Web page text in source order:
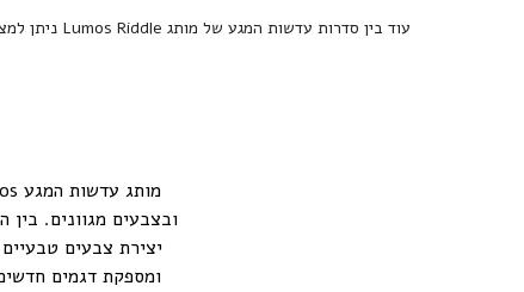
עוד בין סדרות עדשות המגע של מותג Lumos Riddle ניתן
יצירת צבעים
ומספקת דגמים